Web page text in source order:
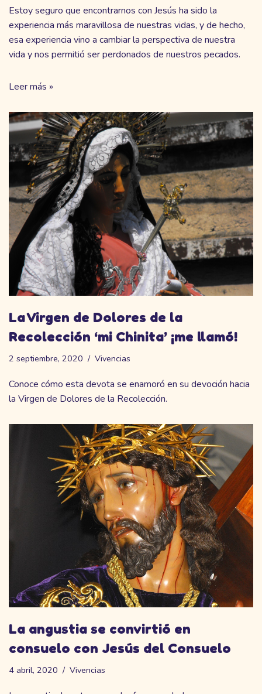
Estoy seguro que encontrarnos con Jesús ha sido la
experiencia más maravillosa de nuestras vidas, y de hecho,
esa experiencia vino a cambiar la perspectiva de nuestra
vida y nos permitió ser perdonados de nuestros pecados.
Leer más »
La Virgen de Dolores de la
Recolección ‘mi Chinita’ ¡me llamó!
2 septiembre, 2020 Vivencias
Conoce cómo esta devota se enamoró en su devoción hacia
la Virgen de Dolores de la Recolección.
La angustia se convirtió en
consuelo con Jesús del Consuelo
4 abril, 2020 Vivencias